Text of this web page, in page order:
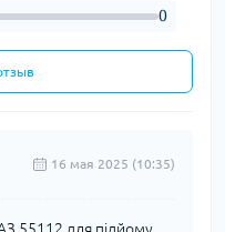
0
16 мая 2025 (10:35)